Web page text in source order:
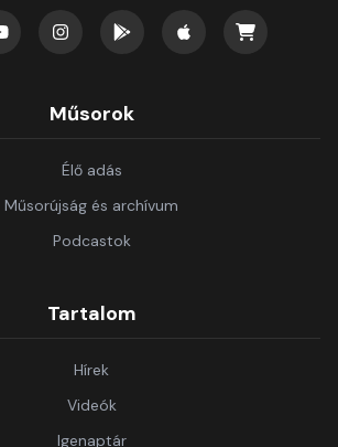
Műsorok
Élő adás
Műsorújság és archívum
Podcastok
Tartalom
Hírek
Videók
Igenaptár